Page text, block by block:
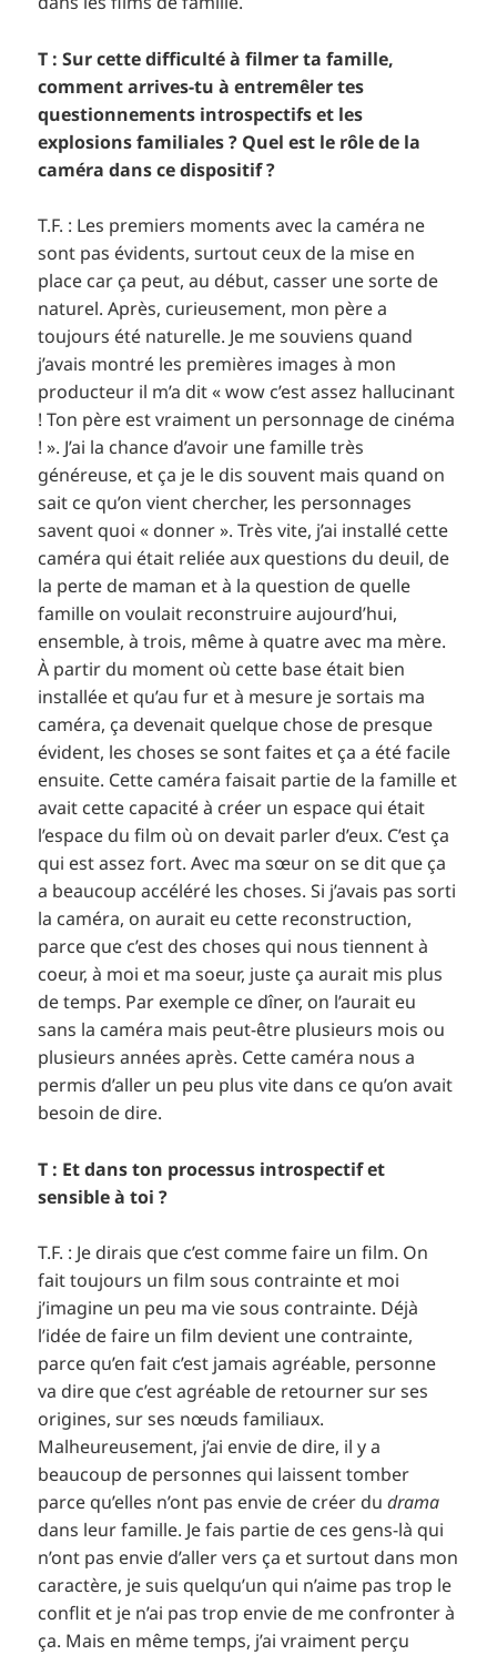
T : Sur cette difficulté à filmer ta famille,
comment arrives-tu à entremêler tes
questionnements introspectifs et les
explosions familiales ? Quel est le rôle de la
caméra dans ce dispositif ?
T.F. : Les premiers moments avec la caméra ne
sont pas évidents, surtout ceux de la mise en
place car ça peut, au début, casser une sorte de
naturel. Après, curieusement, mon père a
toujours été naturelle. Je me souviens quand
j’avais montré les premières images à mon
producteur il m’a dit « wow c’est assez hallucinant
! Ton père est vraiment un personnage de cinéma
! ». J’ai la chance d’avoir une famille très
généreuse, et ça je le dis souvent mais quand on
sait ce qu’on vient chercher, les personnages
savent quoi « donner ». Très vite, j’ai installé cette
caméra qui était reliée aux questions du deuil, de
la perte de maman et à la question de quelle
famille on voulait reconstruire aujourd’hui,
ensemble, à trois, même à quatre avec ma mère.
À partir du moment où cette base était bien
installée et qu’au fur et à mesure je sortais ma
caméra, ça devenait quelque chose de presque
évident, les choses se sont faites et ça a été facile
ensuite. Cette caméra faisait partie de la famille et
avait cette capacité à créer un espace qui était
l’espace du film où on devait parler d’eux. C’est ça
qui est assez fort. Avec ma sœur on se dit que ça
a beaucoup accéléré les choses. Si j’avais pas sorti
la caméra, on aurait eu cette reconstruction,
parce que c’est des choses qui nous tiennent à
coeur, à moi et ma soeur, juste ça aurait mis plus
de temps. Par exemple ce dîner, on l’aurait eu
sans la caméra mais peut-être plusieurs mois ou
plusieurs années après. Cette caméra nous a
permis d’aller un peu plus vite dans ce qu’on avait
besoin de dire.
T : Et dans ton processus introspectif et
sensible à toi ?
T.F. : Je dirais que c’est comme faire un film. On
fait toujours un film sous contrainte et moi
j’imagine un peu ma vie sous contrainte. Déjà
l’idée de faire un film devient une contrainte,
parce qu’en fait c’est jamais agréable, personne
va dire que c’est agréable de retourner sur ses
origines, sur ses nœuds familiaux.
Malheureusement, j’ai envie de dire, il y a
beaucoup de personnes qui laissent tomber
parce qu’elles n’ont pas envie de créer dudrama
dans leur famille. Je fais partie de ces gens-là qui
n’ont pas envie d’aller vers ça et surtout dans mon
caractère, je suis quelqu’un qui n’aime pas trop le
conflit et je n’ai pas trop envie de me confronter à
ça. Mais en même temps, j’ai vraiment perçu